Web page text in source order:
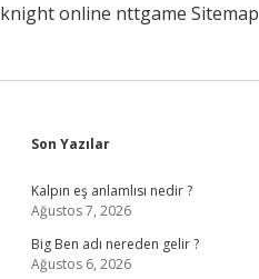
knight online nttgame Sitemap
Sidebar
Son Yazılar
Kalpın eş anlamlısı nedir ?
Ağustos 7, 2026
Big Ben adı nereden gelir ?
Ağustos 6, 2026